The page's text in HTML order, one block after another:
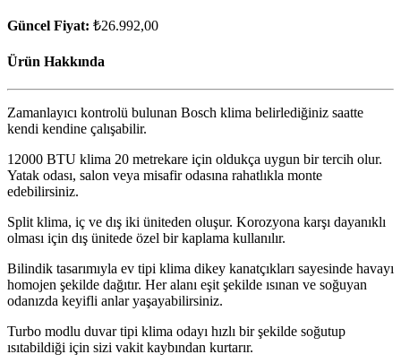
Güncel Fiyat: ₺26.992,00
Ürün Hakkında
Zamanlayıcı kontrolü bulunan Bosch klima belirlediğiniz saatte
kendi kendine çalışabilir.
12000 BTU klima 20 metrekare için oldukça uygun bir tercih olur.
Yatak odası, salon veya misafir odasına rahatlıkla monte
edebilirsiniz.
Split klima, iç ve dış iki üniteden oluşur. Korozyona karşı dayanıklı
olması için dış ünitede özel bir kaplama kullanılır.
Bilindik tasarımıyla ev tipi klima dikey kanatçıkları sayesinde havayı
homojen şekilde dağıtır. Her alanı eşit şekilde ısınan ve soğuyan
odanızda keyifli anlar yaşayabilirsiniz.
Turbo modlu duvar tipi klima odayı hızlı bir şekilde soğutup
ısıtabildiği için sizi vakit kaybından kurtarır.